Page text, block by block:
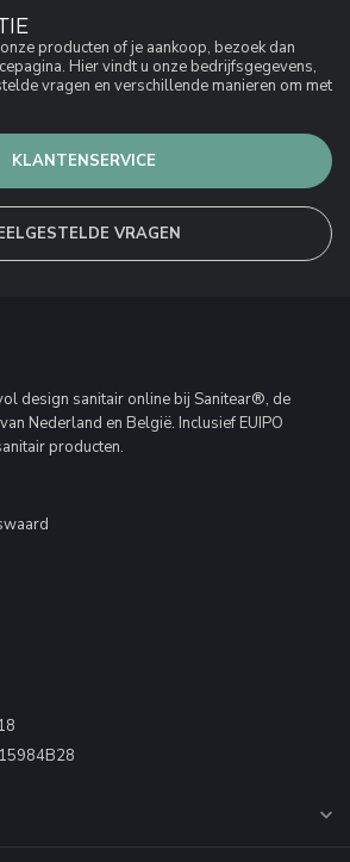
producten of je aankoop, bezoek dan
Hier vindt u onze bedrijfsgegevens,
vragen en verschillende manieren om met
KLANTENSERVICE
VRAGEN
design sanitair online bij Sanitear®, de
Nederland en België. Inclusief EUIPO
producten.